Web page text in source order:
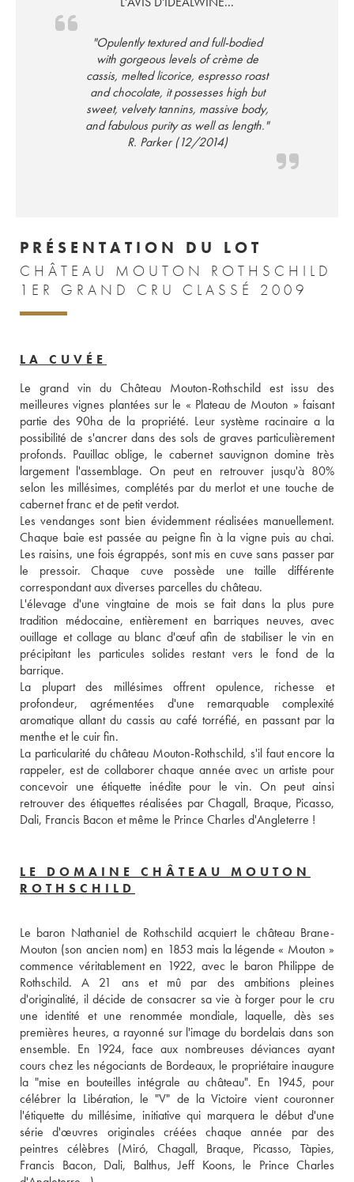
"Opulently textured and full-bodied
with gorgeous levels of crème de
cassis, melted licorice, espresso roast
and chocolate, it possesses high but
sweet, velvety tannins, massive body,
and fabulous purity as well as length."
R. Parker (12/2014)
PRÉSENTATION DU LOT
CHÂTEAU MOUTON ROTHSCHILD
1ER GRAND CRU CLASSÉ 2009
LA CUVÉE
Le grand vin du Château Mouton-Rothschild est issu des
meilleures vignes plantées sur le « Plateau de Mouton » faisant
partie des 90ha de la propriété. Leur système racinaire a la
possibilité de s'ancrer dans des sols de graves particulièrement
profonds. Pauillac oblige, le cabernet sauvignon domine très
largement l'assemblage. On peut en retrouver jusqu'à 80%
selon les millésimes, complétés par du merlot et une touche de
cabernet franc et de petit verdot.
Les vendanges sont bien évidemment réalisées manuellement.
Chaque baie est passée au peigne fin à la vigne puis au chai.
Les raisins, une fois égrappés, sont mis en cuve sans passer par
le pressoir. Chaque cuve possède une taille différente
correspondant aux diverses parcelles du château.
L'élevage d'une vingtaine de mois se fait dans la plus pure
tradition médocaine, entièrement en barriques neuves, avec
ouillage et collage au blanc d'œuf afin de stabiliser le vin en
précipitant les particules solides restant vers le fond de la
barrique.
La plupart des millésimes offrent opulence, richesse et
profondeur, agrémentées d'une remarquable complexité
aromatique allant du cassis au café torréfié, en passant par la
menthe et le cuir fin.
La particularité du château Mouton-Rothschild, s'il faut encore la
rappeler, est de collaborer chaque année avec un artiste pour
concevoir une étiquette inédite pour le vin. On peut ainsi
retrouver des étiquettes réalisées par Chagall, Braque, Picasso,
Dali, Francis Bacon et même le Prince Charles d'Angleterre !
LE DOMAINE CHÂTEAU MOUTON
ROTHSCHILD
Le baron Nathaniel de Rothschild acquiert le château Brane-
Mouton (son ancien nom) en 1853 mais la légende « Mouton »
commence véritablement en 1922, avec le baron Philippe de
Rothschild. A 21 ans et mû par des ambitions pleines
d'originalité, il décide de consacrer sa vie à forger pour le cru
une identité et une renommée mondiale, laquelle, dès ses
premières heures, a rayonné sur l'image du bordelais dans son
ensemble. En 1924, face aux nombreuses déviances ayant
cours chez les négociants de Bordeaux, le propriétaire inaugure
la "mise en bouteilles intégrale au château". En 1945, pour
célébrer la Libération, le "V" de la Victoire vient couronner
l'étiquette du millésime, initiative qui marquera le début d'une
série d'œuvres originales créées chaque année par des
peintres célèbres (Miró, Chagall, Braque, Picasso, Tàpies,
Francis Bacon, Dali, Balthus, Jeff Koons, le Prince Charles